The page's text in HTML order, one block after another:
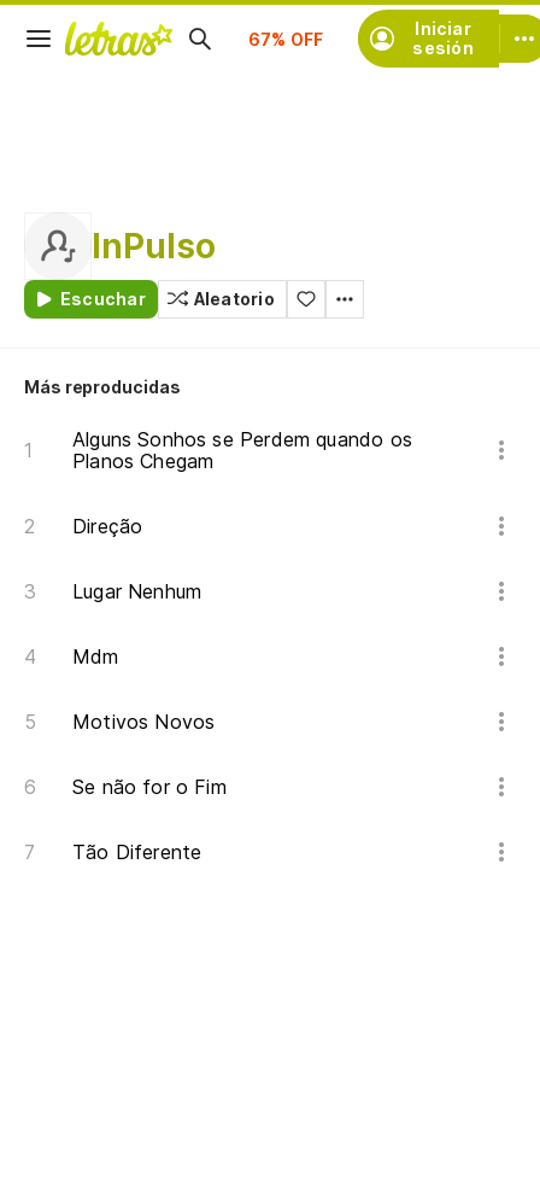
Iniciar
sesión
Suscríbete
InPulso
Escuchar Aleatorio
Más reproducidas
Alguns Sonhos se Perdem quando os
Planos Chegam
Direção
Lugar Nenhum
Mdm
Motivos Novos
Se não for o Fim
Tão Diferente